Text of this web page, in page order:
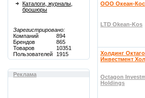
Каталоги, журналы,
брошюры
Зарегистрировано:
Компаний
894
Брендов
865
Товаров
10351
Пользователей
1915
Реклама
OOO Океан-Кос
LTD Okean-Kos
Холдинг
Инвестмент
Octagon
Holdings